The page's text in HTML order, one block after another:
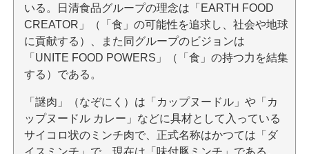
いる。日清食品グループの理念は「EARTH FOOD
CREATOR」（「食」の可能性を追求し、社会や地球
に貢献する）、また同グループのビジョンは
「UNITE FOOD POWERS」（「食」の持つ力を結集
する）である。
「謎肉」（なぞにく）は「カップヌードル」や「カ
ップヌードル カレー」などに具材として入っている
サイコロ状のミンチ肉で、正式名称はかつては「ダ